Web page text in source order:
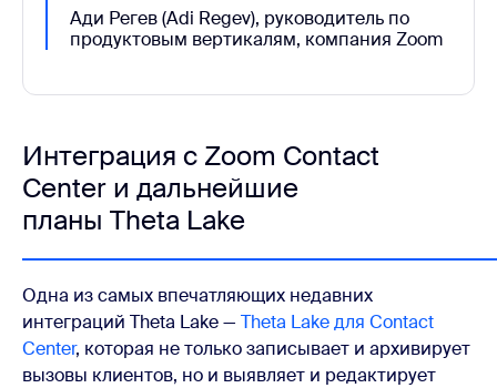
Ади Регев (Adi Regev), руководитель по
продуктовым вертикалям, компания Zoom
Интеграция с Zoom Contact
Center и дальнейшие
планы Theta Lake
Одна из самых впечатляющих недавних
интеграций Theta Lake — Theta Lake для Contact
Center, которая не только записывает и архивирует
вызовы клиентов, но и выявляет и редактирует